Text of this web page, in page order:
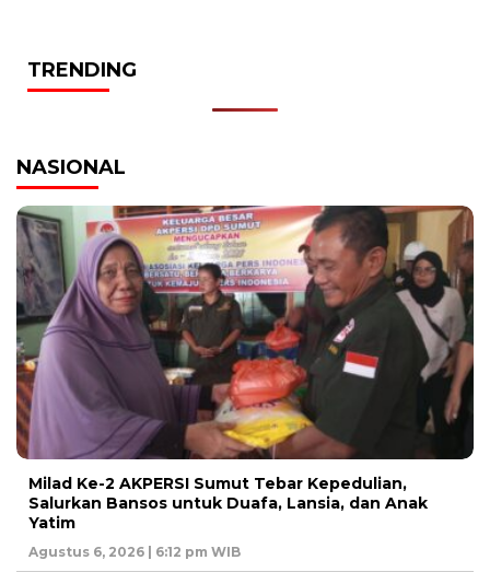
TRENDING
NASIONAL
Milad Ke-2 AKPERSI Sumut Tebar Kepedulian,
Salurkan Bansos untuk Duafa, Lansia, dan Anak
Yatim
Agustus 6, 2026 | 6:12 pm WIB